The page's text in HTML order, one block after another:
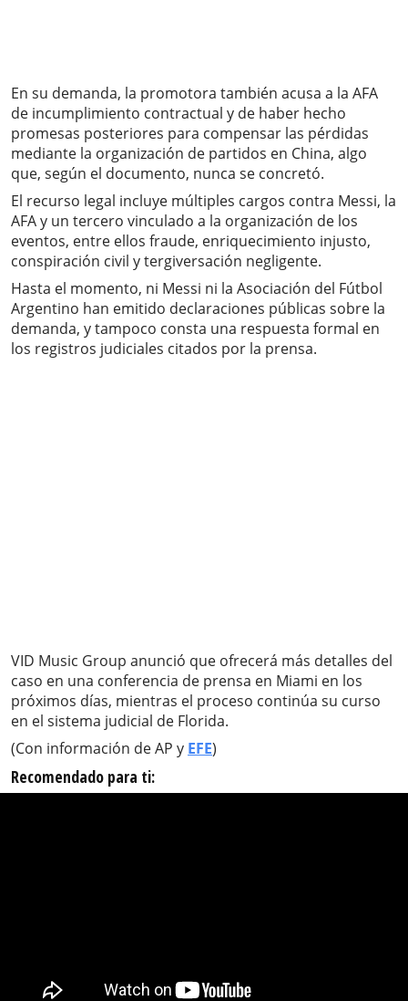
En su demanda, la promotora también acusa a la AFA
de incumplimiento contractual y de haber hecho
promesas posteriores para compensar las pérdidas
mediante la organización de partidos en China, algo
que, según el documento, nunca se concretó.
El recurso legal incluye múltiples cargos contra Messi, la
AFA y un tercero vinculado a la organización de los
eventos, entre ellos fraude, enriquecimiento injusto,
conspiración civil y tergiversación negligente.
Hasta el momento, ni Messi ni la Asociación del Fútbol
Argentino han emitido declaraciones públicas sobre la
demanda, y tampoco consta una respuesta formal en
los registros judiciales citados por la prensa.
VID Music Group anunció que ofrecerá más detalles del
caso en una conferencia de prensa en Miami en los
próximos días, mientras el proceso continúa su curso
en el sistema judicial de Florida.
(Con información de AP y EFE)
Recomendado para ti: